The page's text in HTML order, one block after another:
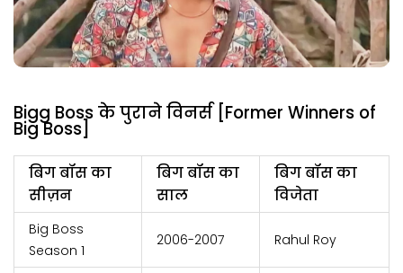
Bigg Boss के पुराने विनर्स [Former Winners of
Big Boss]
बिग बॉस का
सीज़न
बिग बॉस का
साल
बिग बॉस का
विजेता
Big Boss
Season 1
2006-2007 Rahul Roy